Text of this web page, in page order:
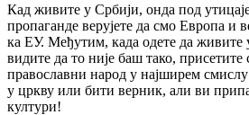
Кад живите у Србији, онда под
пропаганде верујете да смо Европа и
ка ЕУ. Међутим, када одете да
видите да то није баш тако, присетите
православни народ у најширем
у цркву или бити верник, али ви
култури!